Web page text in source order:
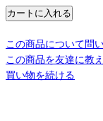
この商品について問
この商品を友達に教
買い物を続ける